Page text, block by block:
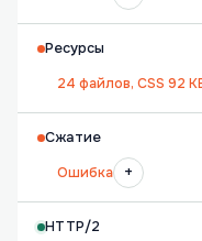
Ресурсы
24 файлов, CSS 92
Сжатие
Ошибка
+
HTTP/2